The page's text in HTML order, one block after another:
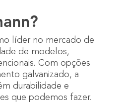
líder no mercado de
de modelos,
Com opções
galvanizado, a
durabilidade e
que podemos fazer.